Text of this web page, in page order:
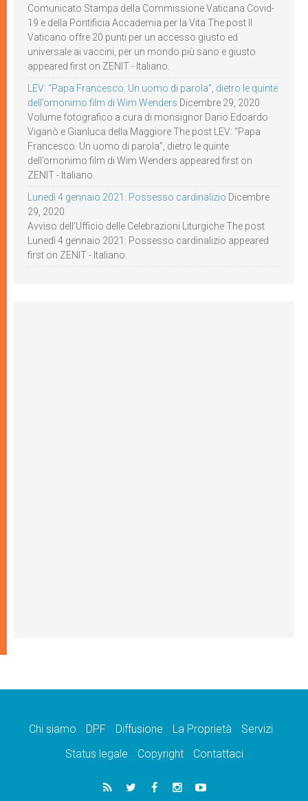
Comunicato Stampa della Commissione Vaticana Covid-
19 e della Pontificia Accademia per la Vita The post Il
Vaticano offre 20 punti per un accesso giusto ed
universale ai vaccini, per un mondo più sano e giusto
appeared first on ZENIT - Italiano.
LEV: “Papa Francesco. Un uomo di parola”, dietro le quinte
dell’omonimo film di Wim Wenders Dicembre 29, 2020
Volume fotografico a cura di monsignor Dario Edoardo
Viganò e Gianluca della Maggiore The post LEV: “Papa
Francesco. Un uomo di parola”, dietro le quinte
dell’omonimo film di Wim Wenders appeared first on
ZENIT - Italiano.
Lunedì 4 gennaio 2021: Possesso cardinalizio Dicembre
29, 2020
Avviso dell’Ufficio delle Celebrazioni Liturgiche The post
Lunedì 4 gennaio 2021: Possesso cardinalizio appeared
first on ZENIT - Italiano.
Chi siamo DPF Diffusione La Proprietà
Servizi
Status legale
Copyright Contattaci